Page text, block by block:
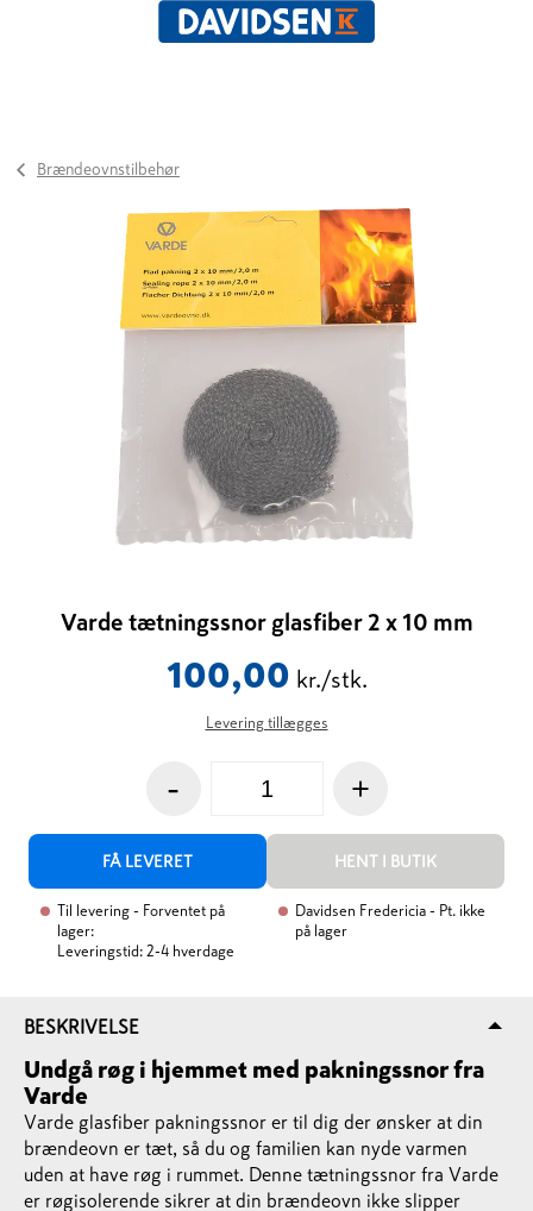
Brændeovnstilbehør
Varde tætningssnor glasfiber 2 x 10 mm
100,00 kr./stk.
Levering tillægges
- +
FÅ LEVERET HENT I BUTIK
Til levering - Forventet på
lager:
Leveringstid: 2-4 hverdage
Davidsen Fredericia - Pt. ikke
på lager
BESKRIVELSE
Undgå røg i hjemmet med pakningssnor fra
Varde
Varde glasfiber pakningssnor er til dig der ønsker at din
brændeovn er tæt, så du og familien kan nyde varmen
uden at have røg i rummet. Denne tætningssnor fra Varde
er røgisolerende sikrer at din brændeovn ikke slipper